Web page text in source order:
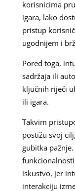
korisnicima
igara, lako
pristup
ugodnijem i
Pored toga,
sadržaja ili
ključnih riječi
ili igara.
Takvim
postižu svoj
gubitka
iskustvo, jer
interakciju